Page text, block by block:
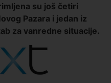
su još četiri
Pazara i jedan iz
za vanredne situacije.